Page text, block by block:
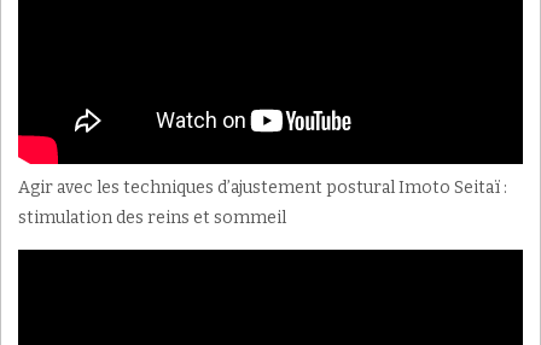
Agir avec les techniques d’ajustement postural Imoto Seitaï :
stimulation des reins et sommeil